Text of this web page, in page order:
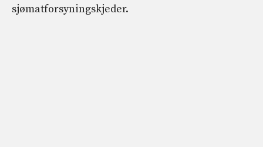
sjømatforsyningskjeder.